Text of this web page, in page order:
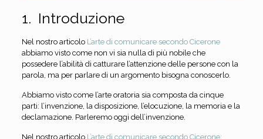
1. Introduzione
Nel nostro articolo L’arte di comunicare secondo Cicerone
abbiamo visto come non vi sia nulla di più nobile che
possedere l’abilità di catturare l’attenzione delle persone con la
parola, ma per parlare di un argomento bisogna conoscerlo.
Abbiamo visto come l’arte oratoria sia composta da cinque
parti: l’invenzione, la disposizione, l’elocuzione, la memoria e la
declamazione. Parleremo oggi dell’invenzione.
Nel nostro articolo L’arte di comunicare secondo Cicerone: